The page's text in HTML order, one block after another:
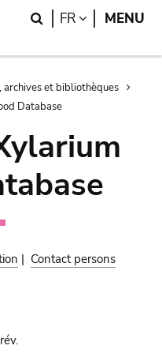
Search
FR LANGUAGE
MENU
archives et bibliothèques
Database
| Contact persons